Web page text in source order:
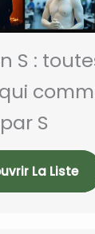
S :
par S
La Liste